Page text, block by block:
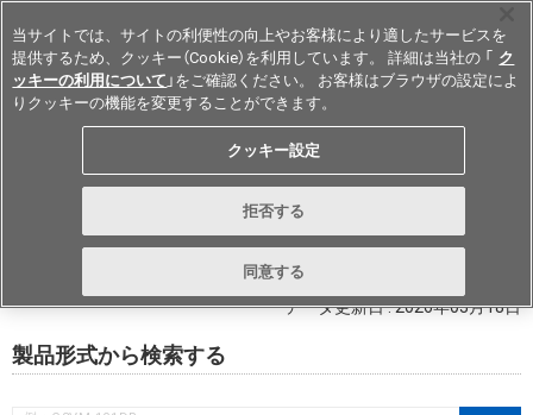
Japan
RoHS対応状況 / 非含有証明書ダウ
ンロード
データ更新日 : 2026年03月18日
製品形式から検索する
当サイトでは、サイトの利便性の向上やお客様により適したサービスを
提供するため、クッキー（Cookie）を利用しています。 詳細は当社の 「 ク
ッキーの利用について 」をご確認ください。 お客様はブラウザの設定によ
りクッキーの機能を変更することができます。
クッキー設定
拒否する
同意する